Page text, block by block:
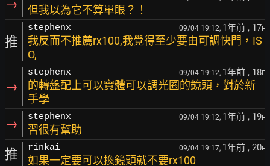
→ 但我以為它不算單眼？！
推
stephenx 09/04 19:12, 1年前 , 17F
我反而不推薦rx100,我覺得至少要由可調快門，IS
O,
→
stephenx 09/04 19:12, 1年前 , 18F
的轉盤配上可以實體可以調光圈的鏡頭，對於新
手學
→ stephenx 09/04 19:12, 1年前 , 19F
習很有幫助
推 rinkai 09/04 19:17, 1年前 , 20F
如果一定要可以換鏡頭就不要rx100